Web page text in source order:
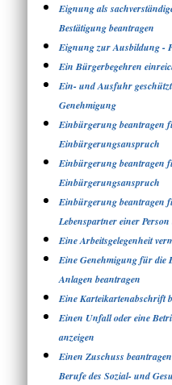
Eignung als
Bestätigung beantragen
Eignung zur Ausbildung -
Ein Bürgerbegehren
Ein- und Ausfuhr
Genehmigung
Einbürgerung beantragen
Einbürgerungsanspruch
Einbürgerung beantragen
Einbürgerungsanspruch
Einbürgerung beantragen
Lebenspartner einer
Eine Arbeitsgelegenheit
Eine Genehmigung für die
Anlagen beantragen
Eine Karteikartenabschrift
Einen Unfall oder eine
anzeigen
Einen Zuschuss
Berufe des Sozial- und